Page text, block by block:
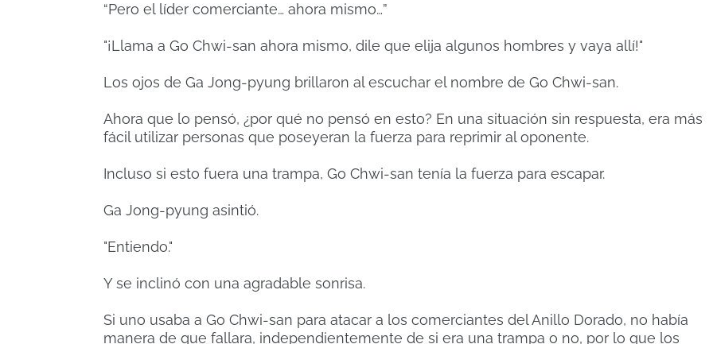
“Pero el líder comerciante… ahora mismo…”
"¡Llama a Go Chwi-san ahora mismo, dile que elija algunos hombres y vaya allí!"
Los ojos de Ga Jong-pyung brillaron al escuchar el nombre de Go Chwi-san.
Ahora que lo pensó, ¿por qué no pensó en esto? En una situación sin respuesta, era más
fácil utilizar personas que poseyeran la fuerza para reprimir al oponente.
Incluso si esto fuera una trampa, Go Chwi-san tenía la fuerza para escapar.
Ga Jong-pyung asintió.
"Entiendo."
Y se inclinó con una agradable sonrisa.
Si uno usaba a Go Chwi-san para atacar a los comerciantes del Anillo Dorado, no había
manera de que fallara, independientemente de si era una trampa o no, por lo que los